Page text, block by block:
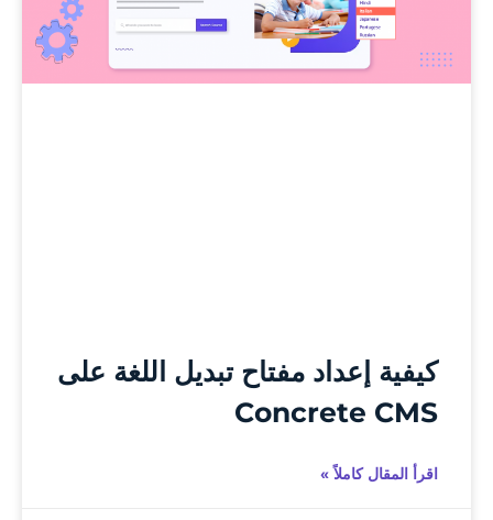
كيفية إعداد مفتاح تبديل اللغة على
Concrete CMS
اقرأ المقال كاملاً »